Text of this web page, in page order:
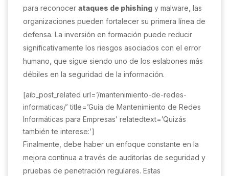
para reconocer ataques de phishing y malware, las
organizaciones pueden fortalecer su primera línea de
defensa. La inversión en formación puede reducir
significativamente los riesgos asociados con el error
humano, que sigue siendo uno de los eslabones más
débiles en la seguridad de la información.
[aib_post_related url=’/mantenimiento-de-redes-
informaticas/’ title=’Guía de Mantenimiento de Redes
Informáticas para Empresas’ relatedtext=’Quizás
también te interese:’]
Finalmente, debe haber un enfoque constante en la
mejora continua a través de auditorías de seguridad y
pruebas de penetración regulares. Estas